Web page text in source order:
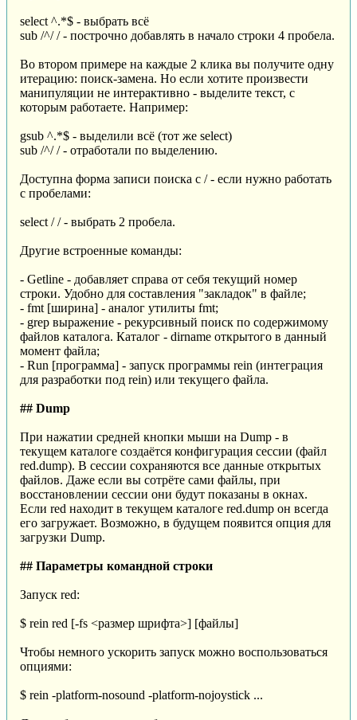
select ^.*$ - выбрать всё
sub /^/ / - построчно добавлять в начало строки 4 пробела.
Во втором примере на каждые 2 клика вы получите одну
итерацию: поиск-замена. Но если хотите произвести
манипуляции не интерактивно - выделите текст, с
которым работаете. Например:
gsub ^.*$ - выделили всё (тот же select)
sub /^/ / - отработали по выделению.
Доступна форма записи поиска с / - если нужно работать
с пробелами:
select / / - выбрать 2 пробела.
Другие встроенные команды:
- Getline - добавляет справа от себя текущий номер
строки. Удобно для составления "закладок" в файле;
- fmt [ширина] - аналог утилиты fmt;
- grep выражение - рекурсивный поиск по содержимому
файлов каталога. Каталог - dirname открытого в данный
момент файла;
- Run [программа] - запуск программы rein (интеграция
для разработки под rein) или текущего файла.
## Dump
При нажатии средней кнопки мыши на Dump - в
текущем каталоге создаётся конфигурация сессии (файл
red.dump). В сессии сохраняются все данные открытых
файлов. Даже если вы сотрёте сами файлы, при
восстановлении сессии они будут показаны в окнах.
Если red находит в текущем каталоге red.dump он всегда
его загружает. Возможно, в будущем появится опция для
загрузки Dump.
## Параметры командной строки
Запуск red:
$ rein red [-fs <размер шрифта>] [файлы]
Чтобы немного ускорить запуск можно воспользоваться
опциями:
$ rein -platform-nosound -platform-nojoystick ...